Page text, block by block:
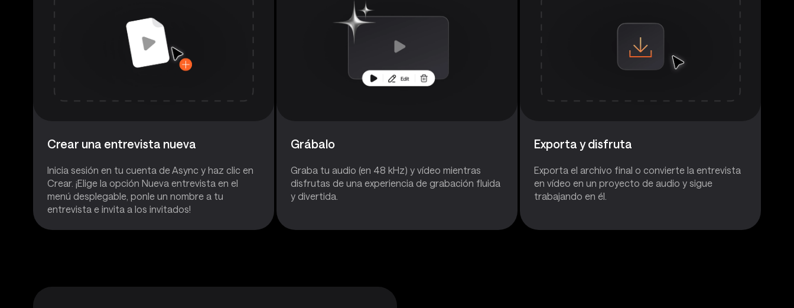
Crear una entrevista nueva
Inicia sesión en tu cuenta de Async y haz clic en
Crear. ¡Elige la opción Nueva entrevista en el
menú desplegable, ponle un nombre a tu
entrevista e invita a los invitados!
Grábalo
Graba tu audio (en 48 kHz) y vídeo mientras
disfrutas de una experiencia de grabación fluida
y divertida.
Exporta y disfruta
Exporta el archivo final o convierte la entrevista
en vídeo en un proyecto de audio y sigue
trabajando en él.